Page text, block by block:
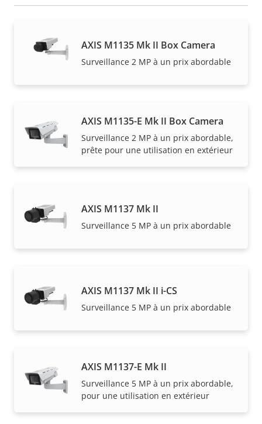
AXIS M1135 Mk II Box Camera
Surveillance 2 MP à un prix abordable
AXIS M1135-E Mk II Box Camera
Surveillance 2 MP à un prix abordable,
prête pour une utilisation en extérieur
AXIS M1137 Mk II
Surveillance 5 MP à un prix abordable
AXIS M1137 Mk II i-CS
Surveillance 5 MP à un prix abordable
AXIS M1137-E Mk II
Surveillance 5 MP à un prix abordable,
pour une utilisation en extérieur